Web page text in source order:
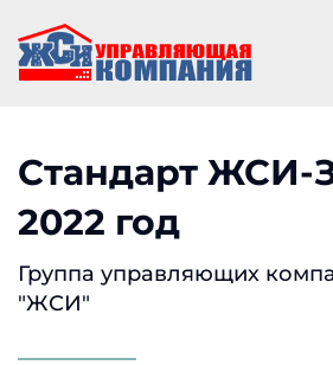
Стандарт ЖСИ-
2022 год
Группа управляющих
"ЖСИ"